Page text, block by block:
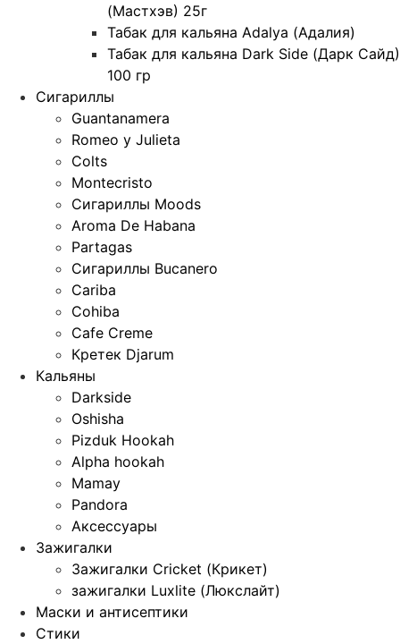
(Мастхэв) 25г
Табак для кальяна Adalya (Адалия)
Табак для кальяна Dark Side (Дарк Сайд)
100 гр
Сигариллы
Guantanamera
Romeo y Julieta
Colts
Montecristo
Сигариллы Moods
Aroma De Habana
Partagas
Сигариллы Bucanero
Cariba
Cohiba
Cafe Creme
Кретек Djarum
Кальяны
Darkside
Oshisha
Pizduk Hookah
Alpha hookah
Mamay
Pandora
Аксессуары
Зажигалки
Зажигалки Cricket (Крикет)
зажигалки Luxlite (Люкслайт)
Маски и антисептики
Стики